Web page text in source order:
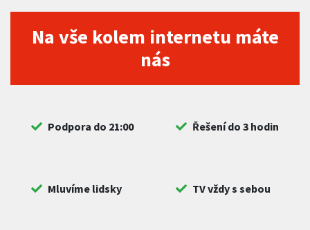
Na vše kolem internetu máte
nás
Podpora do 21:00 Řešení do 3 hodin
Mluvíme lidsky TV vždy s sebou